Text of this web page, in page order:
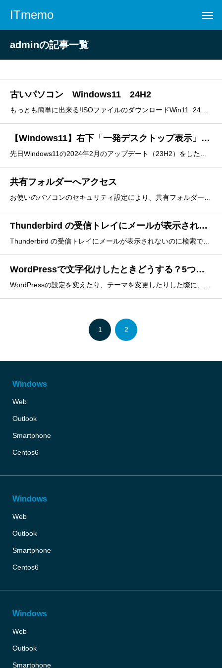
ITmemo
adminの記事一覧
古いパソコン Windows11 24H2
【Windows11】右下「一発デスクトップ表示」が消えた！ → 復活！
共有フォルダーへアクセス
Thunderbird の受信トレイにメールが表示されないのに検索では見つかる
WordPressで文字化けしたときどうする？5つの原因と解決法
1 2
Windows
Web
Outlook
Smartphone
Centos6
Windows
Web
Outlook
Smartphone
Centos6
Windows
Web
Outlook
Smartphone